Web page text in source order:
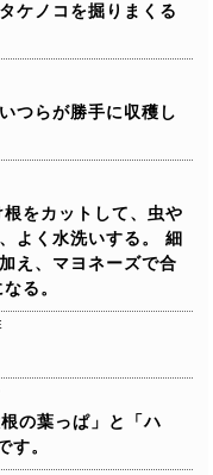
ケノコを掘りまくる
つらが勝手に収穫し
根をカットして、虫や
よく水洗いする。
細
え、マヨネーズで合
る。
の葉っぱ」と「ハ
す。